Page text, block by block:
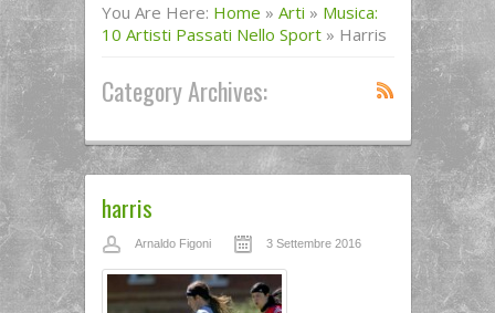
You Are Here: Home » Arti » Musica:
10 Artisti Passati Nello Sport » Harris
Category Archives:
harris
Arnaldo Figoni 3 Settembre 2016